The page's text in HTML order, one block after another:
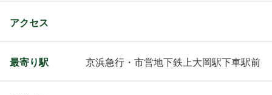
アクセス
最寄り駅 京浜急行・市営地下鉄上大岡駅下車駅前